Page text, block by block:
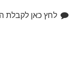
לחץ כאן לקבלת